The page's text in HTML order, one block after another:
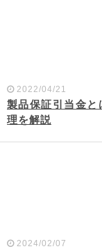
2022/04/21
製品保証引当金
理を解説
2024/02/07